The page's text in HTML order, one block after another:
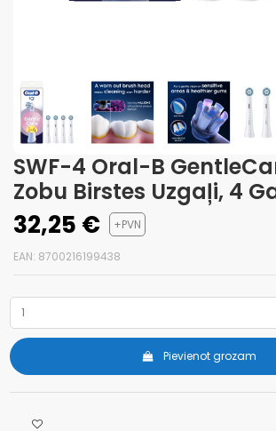
SWF-4 Oral-B
Zobu Birstes Uzgaļi, 4
32,25 € +PVN
EAN: 8700216199438
Pievienot grozam